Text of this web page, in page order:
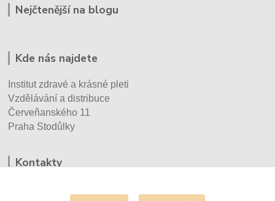
Nejčtenější na blogu
Kde nás najdete
Institut zdravé a krásné pleti
Vzdělávání a distribuce
Červeňanského 11
Praha Stodůlky
Kontakty